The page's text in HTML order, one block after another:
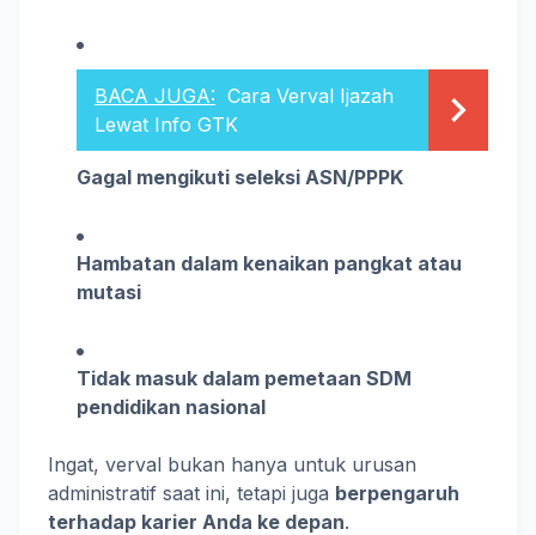
BACA JUGA: Cara Verval Ijazah
Lewat Info GTK
Gagal mengikuti seleksi ASN/PPPK
Hambatan dalam kenaikan pangkat atau
mutasi
Tidak masuk dalam pemetaan SDM
pendidikan nasional
Ingat, verval bukan hanya untuk urusan
administratif saat ini, tetapi juga berpengaruh
terhadap karier Anda ke depan.